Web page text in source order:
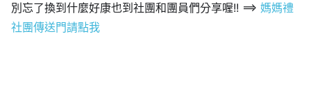
別忘了換到什麼好康也到社團和團員們分享喔!! ==> 媽媽禮
社團傳送門請點我